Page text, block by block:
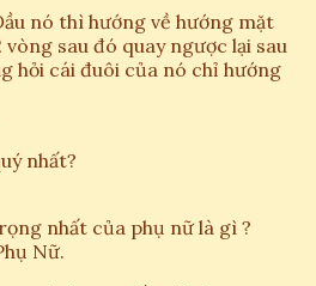
nó thì hướng về hướng mặt
sau đó quay ngược lại sau
hỏi cái đuôi của nó chỉ hướng
nhất?
nhất của phụ nữ là gì ?
Nữ.